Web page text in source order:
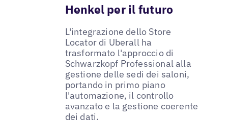
Henkel per il futuro
L'integrazione dello Store
Locator di Uberall ha
trasformato l'approccio di
Schwarzkopf Professional alla
gestione delle sedi dei saloni,
portando in primo piano
l'automazione, il controllo
avanzato e la gestione coerente
dei dati.